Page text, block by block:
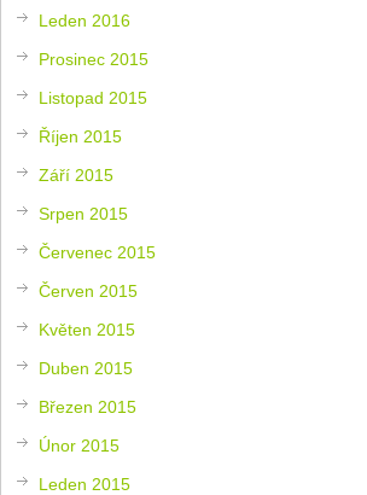
Leden 2016
Prosinec 2015
Listopad 2015
Říjen 2015
Září 2015
Srpen 2015
Červenec 2015
Červen 2015
Květen 2015
Duben 2015
Březen 2015
Únor 2015
Leden 2015